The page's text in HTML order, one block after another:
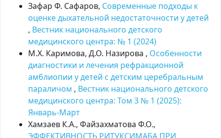
Зафар Ф. Сафаров, Современные подходы к
оценке дыхательной недостаточности у детей
, Вестник национального детского
медицинского центра: № 1 (2024)
М.Х. Каримова, Д.О. Назирова , Особенности
диагностики и лечения рефракционной
амблиопии у детей с детским церебральным
параличом , Вестник национального детского
медицинского центра: Том 3 № 1 (2025):
Январь-Март
Хамзаев К.А., Файзахматова Ф.О.,